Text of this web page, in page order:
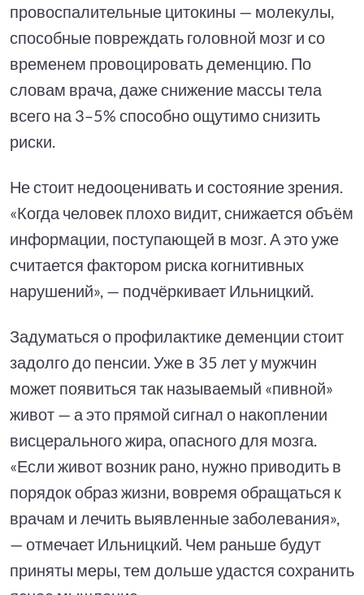
провоспалительные цитокины — молекулы,
способные повреждать головной мозг и со
временем провоцировать деменцию. По
словам врача, даже снижение массы тела
всего на 3–5% способно ощутимо снизить
риски.
Не стоит недооценивать и состояние зрения.
«Когда человек плохо видит, снижается объём
информации, поступающей в мозг. А это уже
считается фактором риска когнитивных
нарушений», — подчёркивает Ильницкий.
Задуматься о профилактике деменции стоит
задолго до пенсии. Уже в 35 лет у мужчин
может появиться так называемый «пивной»
живот — а это прямой сигнал о накоплении
висцерального жира, опасного для мозга.
«Если живот возник рано, нужно приводить в
порядок образ жизни, вовремя обращаться к
врачам и лечить выявленные заболевания»,
— отмечает Ильницкий. Чем раньше будут
приняты меры, тем дольше удастся сохранить